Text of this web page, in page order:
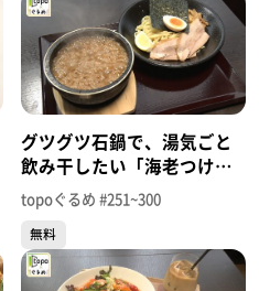
グツグツ石鍋で、湯気ごと
飲み干したい「海老つけ麺
えん 名取店」（名取市植松
入生）＃295【topoぐる
め】
topoぐるめ #251~300
無料